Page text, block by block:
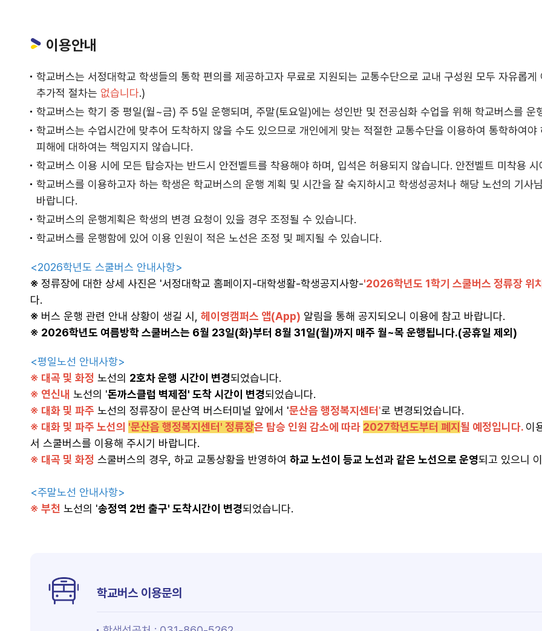
이용안내
학교버스는 서정대학교 학생들의 통학 편의를 제공하고자 무료로 지원되는 교통수단으로 교내 구성원 모두 자유롭
추가적 절차는 없습니다.)
학교버스는 학기 중 평일(월~금) 주 5일 운행되며, 주말(토요일)에는 성인반 및 전공심화 수업을 위해 학교버스를 운
학교버스는 수업시간에 맞추어 도착하지 않을 수도 있으므로 개인에게 맞는 적절한 교통수단을 이용하여 통학하여
피해에 대하여는 책임지지 않습니다.
학교버스 이용 시에 모든 탑승자는 반드시 안전벨트를 착용해야 하며, 입석은 허용되지 않습니다. 안전벨트 미착용
학교버스를 이용하고자 하는 학생은 학교버스의 운행 계획 및 시간을 잘 숙지하시고 학생성공처나 해당 노선의 기사
바랍니다.
학교버스의 운행계획은 학생의 변경 요청이 있을 경우 조정될 수 있습니다.
학교버스를 운행함에 있어 이용 인원이 적은 노선은 조정 및 폐지될 수 있습니다.
<2026학년도 스쿨버스 안내사항>
※ 정류장에 대한 상세 사진은 '서정대학교 홈페이지-대학생활-학생공지사항-'2026학년도 1학기 스쿨버스 정류장 위
다.
※ 버스 운행 관련 안내 상황이 생길 시, 헤이영캠퍼스 앱(App) 알림을 통해 공지되오니 이용에 참고 바랍니다.
※ 2026학년도 여름방학 스쿨버스는 6월 23일(화)부터 8월 31일(월)까지 매주 월~목 운행됩니다.(공휴일 제외)
<평일노선 안내사항>
※ 대곡 및 화정 노선의 2호차 운행 시간이 변경되었습니다.
※ 연신내 노선의 '돈까스클럽 벽제점' 도착 시간이 변경되었습니다.
※ 대화 및 파주 노선의 정류장이 문산역 버스터미널 앞에서 '문산읍 행정복지센터 '로 변경되었습니다.
※ 대화 및 파주 노선의 '문산읍 행정복지센터' 정류장은 탑승 인원 감소에 따라 2027학년도부터 폐지 될 예정입니다. 이
서 스쿨버스를 이용해 주시기 바랍니다.
※ 대곡 및 화정 스쿨버스의 경우, 하교 교통상황을 반영하여 하교 노선이 등교 노선과 같은 노선으로 운영되고 있으니
<주말노선 안내사항>
※ 부천 노선의 '송정역 2번 출구' 도착시간이 변경되었습니다.
학교버스 이용문의